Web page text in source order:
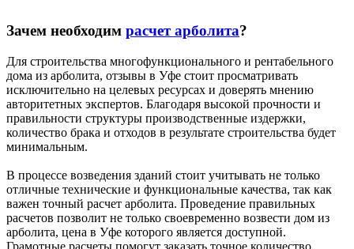
Зачем необходим расчет арболита?
Для строительства многофункционального и рентабельного
дома из арболита, отзывы в Уфе стоит просматривать
исключительно на целевых ресурсах и доверять мнению
авторитетных экспертов. Благодаря высокой прочности и
правильности структуры производственные издержки,
количество брака и отходов в результате строительства будет
минимальным.
В процессе возведения зданий стоит учитывать не только
отличные технические и функциональные качества, так как
важен точный расчет арболита. Проведение правильных
расчетов позволит не только своевременно возвести дом из
арболита, цена в Уфе которого является доступной.
Грамотные расчеты помогут заказать точное количество